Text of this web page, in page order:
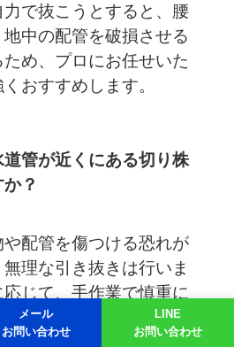
で抜こうとすると、腰
中の配管を破損させる
ため、プロにお任せいた
おすすめします。
管が近くにある切り株
？
や配管を傷つける恐れが
理な引き抜きは行いま
じて、手作業で慎重に
、ドリルで穴を開けて
、根を完全に枯らす「枯
メール
お問い合わせ
LINE
お問い合わせ